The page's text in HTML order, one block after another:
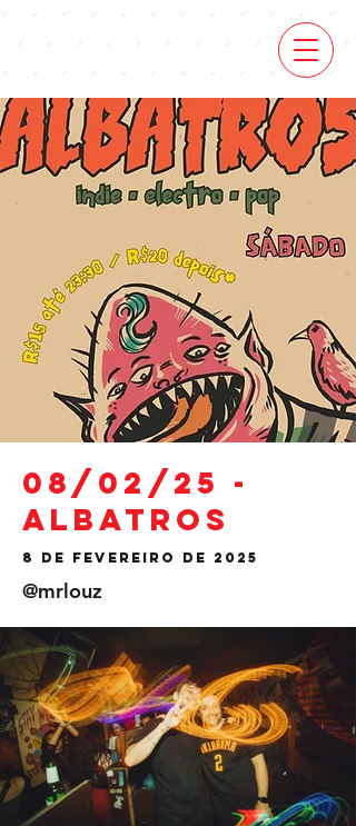
08/02/25 -
Albatros
8 de fevereiro de 2025
@mrlouz